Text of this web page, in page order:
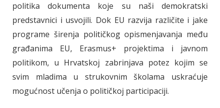
politika dokumenta koje su naši demokratski
predstavnici i usvojili. Dok EU razvija različite i jake
programe širenja političkog opismenjavanja među
građanima EU, Erasmus+ projektima i javnom
politikom, u Hrvatskoj zabrinjava potez kojim se
svim mladima u strukovnim školama uskraćuje
mogućnost učenja o političkoj participaciji.